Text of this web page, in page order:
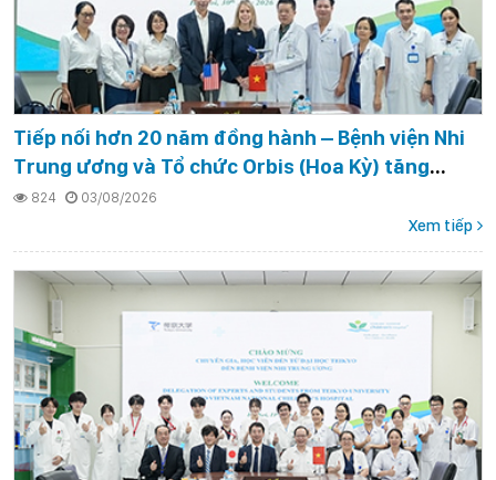
Tiếp nối hơn 20 năm đồng hành – Bệnh viện Nhi
Trung ương và Tổ chức Orbis (Hoa Kỳ) tăng
cường hợp tác, mở rộng cơ hội bảo vệ thị lực cho
824 03/08/2026
Xem tiếp